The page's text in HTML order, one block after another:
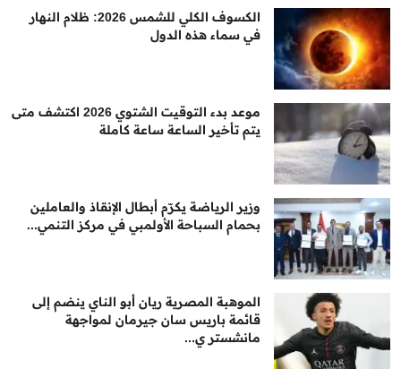
الكسوف الكلي للشمس 2026: ظلام النهار
في سماء هذه الدول
موعد بدء التوقيت الشتوي 2026 اكتشف متى
يتم تأخير الساعة ساعة كاملة
وزير الرياضة يكرّم أبطال الإنقاذ والعاملين
بحمام السباحة الأولمبي في مركز التنمي...
الموهبة المصرية ريان أبو الناي ينضم إلى
قائمة باريس سان جيرمان لمواجهة
مانشستر ي...